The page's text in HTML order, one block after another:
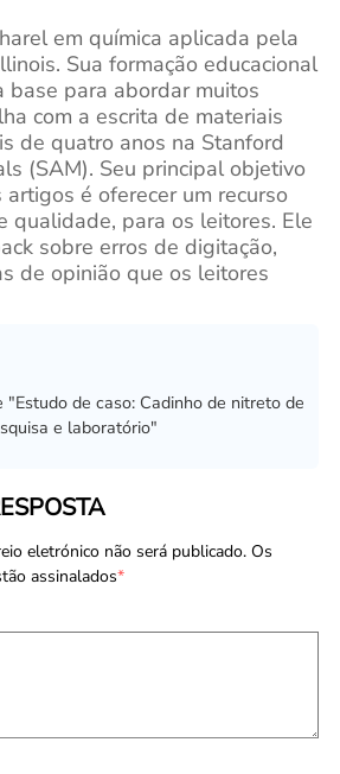
em química aplicada pela
Sua formação educacional
base para abordar muitos
com a escrita de materiais
de quatro anos na Stanford
(SAM). Seu principal objetivo
artigos é oferecer um recurso
qualidade, para os leitores. Ele
sobre erros de digitação,
de opinião que os leitores
"Estudo de caso: Cadinho de nitreto de
e laboratório"
eletrónico não será publicado. Os
assinalados*